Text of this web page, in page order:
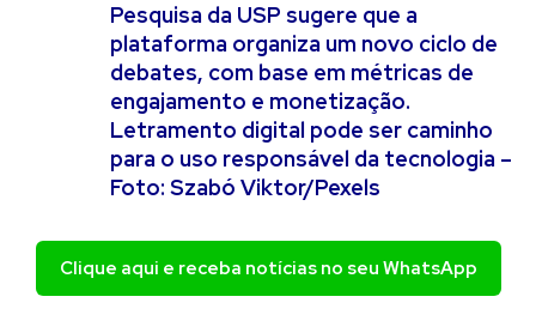
Pesquisa da USP sugere que a
plataforma organiza um novo ciclo de
debates, com base em métricas de
engajamento e monetização.
Letramento digital pode ser caminho
para o uso responsável da tecnologia –
Foto: Szabó Viktor/Pexels
Clique aqui e receba notícias no seu WhatsApp